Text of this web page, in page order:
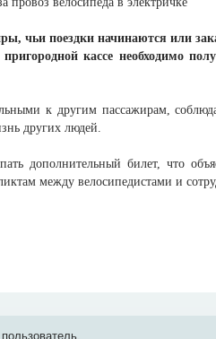
чьи поездки начинаются или
кассе необходимо
к другим пассажирам,
других людей.
дополнительный билет, что
между велосипедистами и